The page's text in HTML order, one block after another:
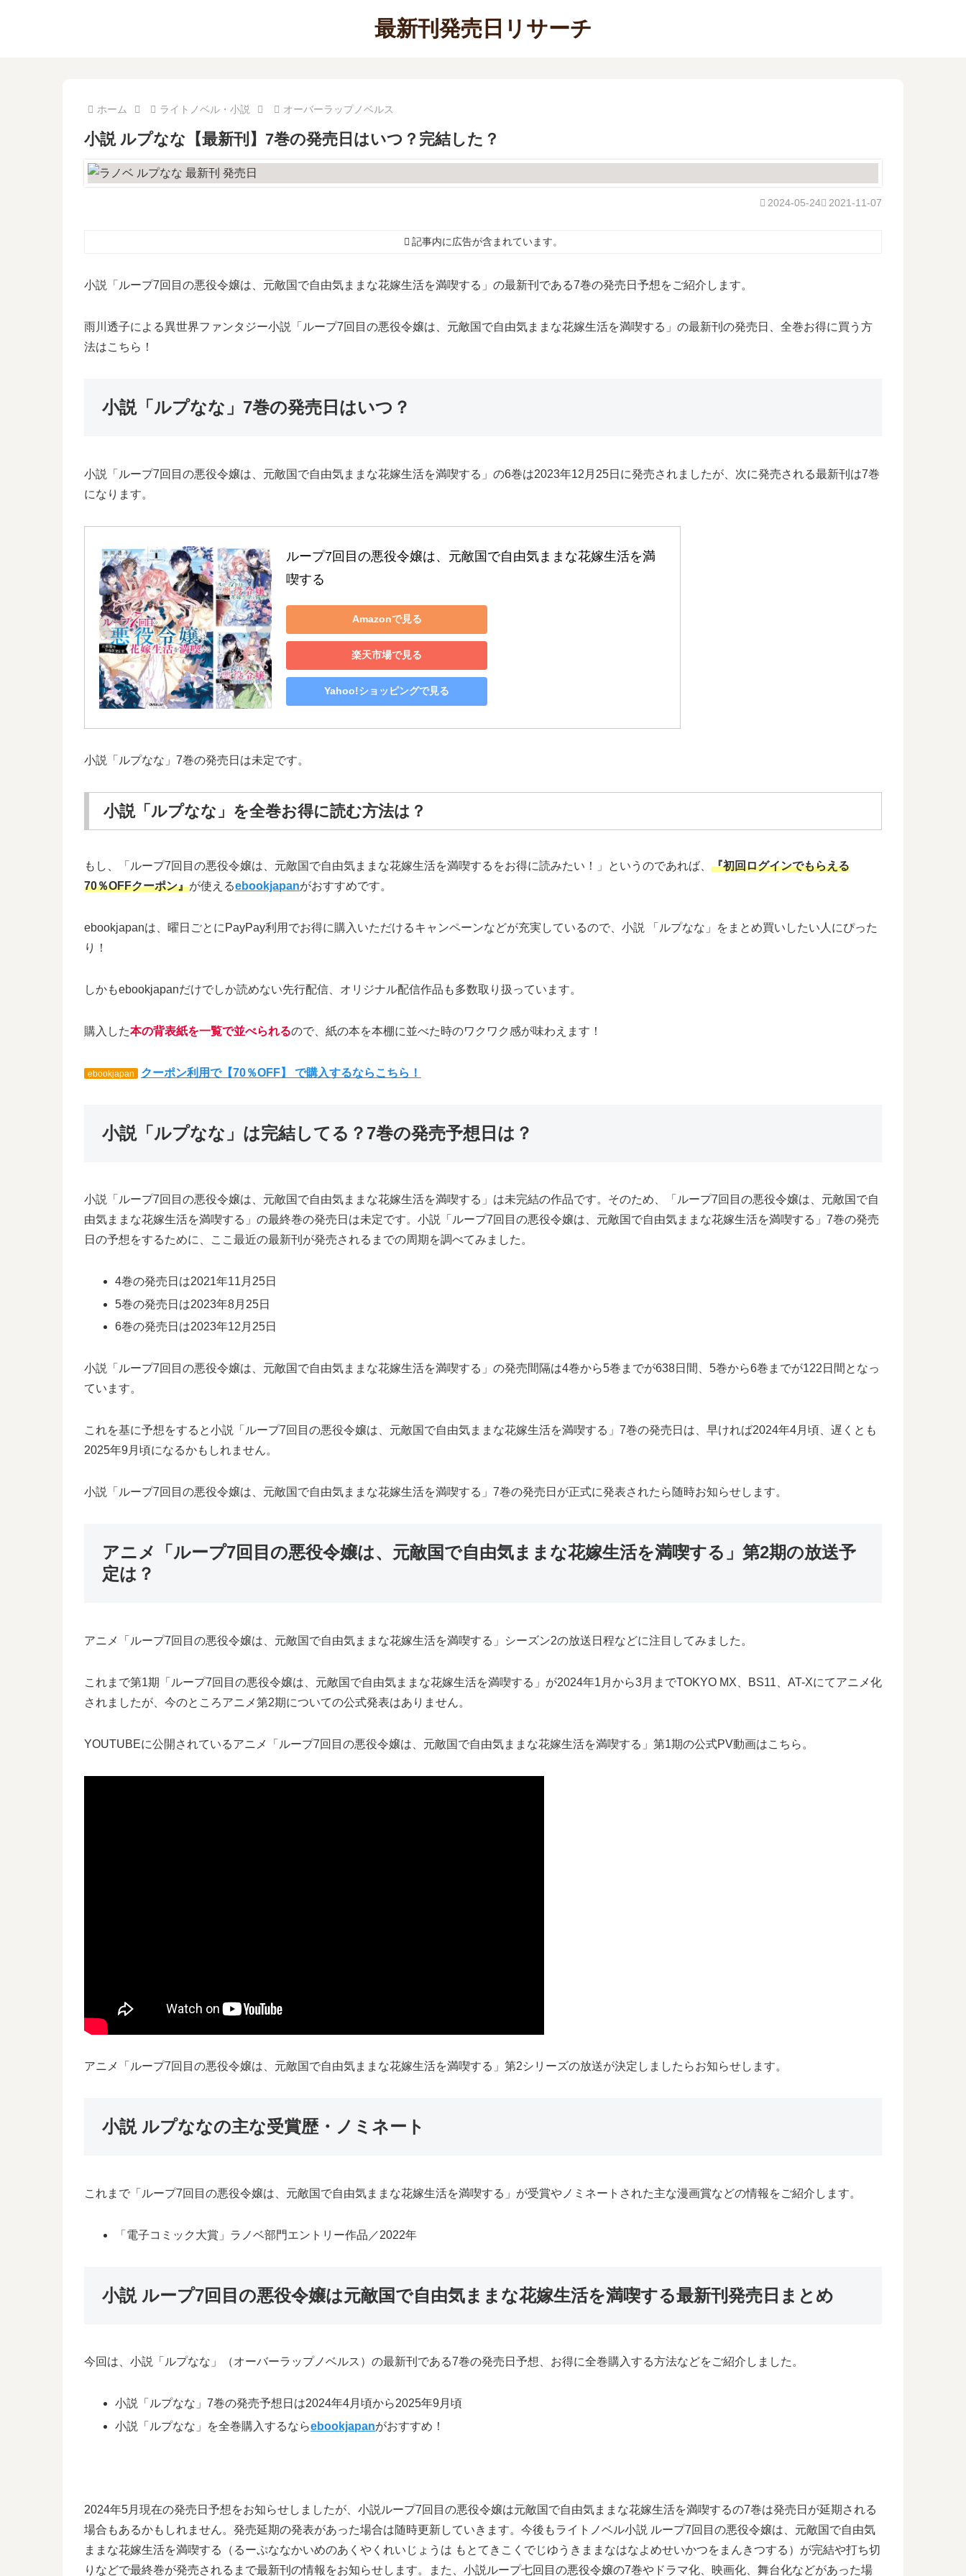
最新刊発売日リサーチ
ホーム ライトノベル・小説 オーバーラップノベルス
小説 ルプなな【最新刊】7巻の発売日はいつ？完結した？
2021-11-07
2024-05-24
記事内に広告が含まれています。
小説「ループ7回目の悪役令嬢は、元敵国で自由気ままな花嫁生活を満喫する」の最新刊である7巻の発売日予想をご紹介します。
雨川透子による異世界ファンタジー小説「ループ7回目の悪役令嬢は、元敵国で自由気ままな花嫁生活を満喫する」の最新刊の発売日、全巻お得に買う方
法はこちら！
小説「ルプなな」7巻の発売日はいつ？
小説「ループ7回目の悪役令嬢は、元敵国で自由気ままな花嫁生活を満喫する」の6巻は2023年12月25日に発売されましたが、次に発売される最新刊は7巻
になります。
ループ7回目の悪役令嬢は、元敵国で自由気ままな花嫁生活を満
喫する
Amazonで見る
楽天市場で見る
Yahoo!ショッピングで見る
小説「ルプなな」7巻の発売日は未定です。
小説「ルプなな」を全巻お得に読む方法は？
もし、「ループ7回目の悪役令嬢は、元敵国で自由気ままな花嫁生活を満喫するをお得に読みたい！」というのであれば、 『初回ログインでもらえる
70％OFFクーポン』が使えるebookjapanがおすすめです。
ebookjapanは、曜日ごとにPayPay利用でお得に購入いただけるキャンペーンなどが充実しているので、小説 「ルプなな」をまとめ買いしたい人にぴった
り！
しかもebookjapanだけでしか読めない先行配信、オリジナル配信作品も多数取り扱っています。
購入した本の背表紙を一覧で並べられるので、紙の本を本棚に並べた時のワクワク感が味わえます！
ebookjapan クーポン利用で【70％OFF】 で購入するならこちら！
小説「ルプなな」は完結してる？7巻の発売予想日は？
小説「ループ7回目の悪役令嬢は、元敵国で自由気ままな花嫁生活を満喫する」は未完結の作品です。そのため、「ループ7回目の悪役令嬢は、元敵国で自
由気ままな花嫁生活を満喫する」の最終巻の発売日は未定です。小説「ループ7回目の悪役令嬢は、元敵国で自由気ままな花嫁生活を満喫する」7巻の発売
日の予想をするために、ここ最近の最新刊が発売されるまでの周期を調べてみました。
4巻の発売日は2021年11月25日
5巻の発売日は2023年8月25日
6巻の発売日は2023年12月25日
小説「ループ7回目の悪役令嬢は、元敵国で自由気ままな花嫁生活を満喫する」の発売間隔は4巻から5巻までが638日間、5巻から6巻までが122日間となっ
ています。
これを基に予想をすると小説「ループ7回目の悪役令嬢は、元敵国で自由気ままな花嫁生活を満喫する」7巻の発売日は、早ければ2024年4月頃、遅くとも
2025年9月頃になるかもしれません。
小説「ループ7回目の悪役令嬢は、元敵国で自由気ままな花嫁生活を満喫する」7巻の発売日が正式に発表されたら随時お知らせします。
アニメ「ループ7回目の悪役令嬢は、元敵国で自由気ままな花嫁生活を満喫する」第2期の放送予
定は？
アニメ「ループ7回目の悪役令嬢は、元敵国で自由気ままな花嫁生活を満喫する」シーズン2の放送日程などに注目してみました。
これまで第1期「ループ7回目の悪役令嬢は、元敵国で自由気ままな花嫁生活を満喫する」が2024年1月から3月までTOKYO MX、BS11、AT-Xにてアニメ化
されましたが、今のところアニメ第2期についての公式発表はありません。
YOUTUBEに公開されているアニメ「ループ7回目の悪役令嬢は、元敵国で自由気ままな花嫁生活を満喫する」第1期の公式PV動画はこちら。
アニメ「ループ7回目の悪役令嬢は、元敵国で自由気ままな花嫁生活を満喫する」第2シリーズの放送が決定しましたらお知らせします。
小説 ルプななの主な受賞歴・ノミネート
これまで「ループ7回目の悪役令嬢は、元敵国で自由気ままな花嫁生活を満喫する」が受賞やノミネートされた主な漫画賞などの情報をご紹介します。
「電子コミック大賞」ラノベ部門エントリー作品／2022年
小説 ループ7回目の悪役令嬢は元敵国で自由気ままな花嫁生活を満喫する最新刊発売日まとめ
今回は、小説「ルプなな」（オーバーラップノベルス）の最新刊である7巻の発売日予想、お得に全巻購入する方法などをご紹介しました。
小説「ルプなな」7巻の発売予想日は2024年4月頃から2025年9月頃
小説「ルプなな」を全巻購入するならebookjapanがおすすめ！
2024年5月現在の発売日予想をお知らせしましたが、小説ループ7回目の悪役令嬢は元敵国で自由気ままな花嫁生活を満喫するの7巻は発売日が延期される
場合もあるかもしれません。発売延期の発表があった場合は随時更新していきます。今後もライトノベル小説 ループ7回目の悪役令嬢は、元敵国で自由気
ままな花嫁生活を満喫する（るーぷななかいめのあくやくれいじょうは もとてきこくでじゆうきままなはなよめせいかつをまんきつする）が完結や打ち切
りなどで最終巻が発売されるまで最新刊の情報をお知らせします。また、小説ループ七回目の悪役令嬢の7巻やドラマ化、映画化、舞台化などがあった場